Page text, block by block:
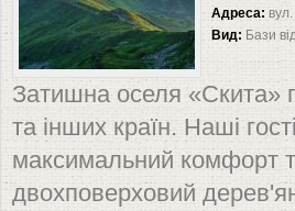
Адреса:
Вид: Бази
Затишна оселя «Скита»
та інших країн. Наші
максимальний комфорт
двохповерховий